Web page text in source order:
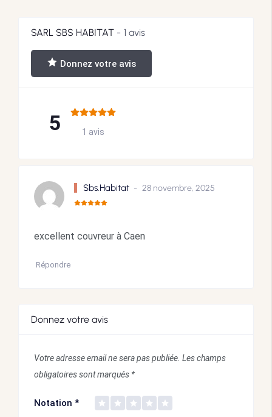
SARL SBS HABITAT 1 avis
Donnez votre avis
5 1 avis
Sbs.Habitat 28 novembre, 2025
excellent couvreur à Caen
Répondre
Donnez votre avis
Votre adresse email ne sera pas publiée. Les champs
obligatoires sont marqués *
Notation *